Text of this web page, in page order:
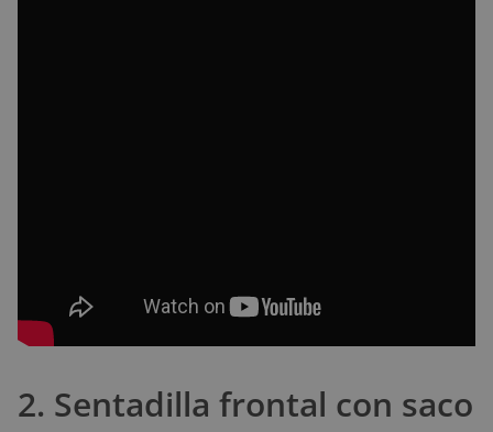
2. Sentadilla frontal con saco